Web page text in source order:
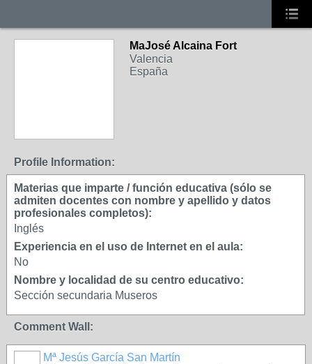
MaJosé Alcaina Fort
Valencia
España
Profile Information:
Materias que imparte / función educativa (sólo se
admiten docentes con nombre y apellido y datos
profesionales completos):
Inglés
Experiencia en el uso de Internet en el aula:
No
Nombre y localidad de su centro educativo:
Sección secundaria Museros
Comment Wall:
Mª Jesús García San Martín